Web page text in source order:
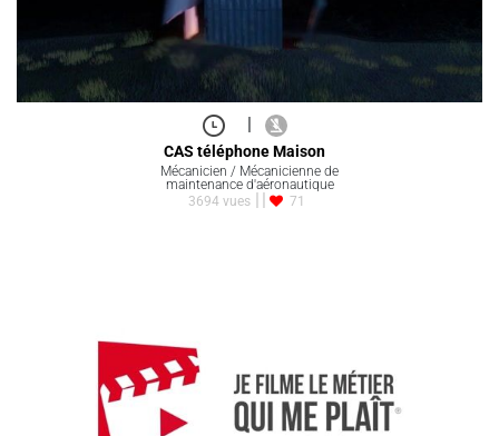
|
CAS téléphone Maison
Mécanicien / Mécanicienne de
maintenance d'aéronautique
3694 vues
71